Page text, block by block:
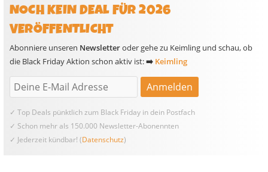
NOCH KEIN DEAL FÜR 2026
VERÖFFENTLICHT
Abonniere unseren Newsletteroder gehe zu Keimling und schau, ob
die Black Friday Aktion schon aktiv ist:➡️ Keimling
✓ Top Deals pünktlich zum Black Friday in dein Postfach
✓ Schon mehr als 150.000 Newsletter-Abonennten
✓ Jederzeit kündbar! (Datenschutz)